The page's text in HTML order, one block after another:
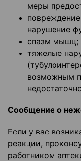
меры
нарушение
спазм мышц;
тяжелые
возможным
Сообщение о
Если у вас
реакции,
работником